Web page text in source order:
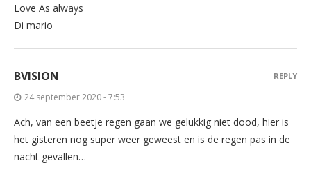
Love As always
Di mario
BVISION
24 september 2020 - 7:53
Ach, van een beetje regen gaan we gelukkig niet dood, hier is
het gisteren nog super weer geweest en is de regen pas in de
nacht gevallen…
REPLY